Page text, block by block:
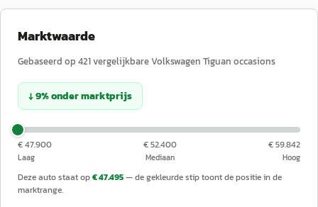
Marktwaarde
Gebaseerd op 421vergelijkbareVolkswagen Tiguan occasions
↓9%ondermarktprijs
€ 47.900
Laag
€ 52.400
Mediaan
€ 59.842
Hoog
Deze auto staat op€ 47.495— de gekleurde stip toont de positie in de
marktrange.